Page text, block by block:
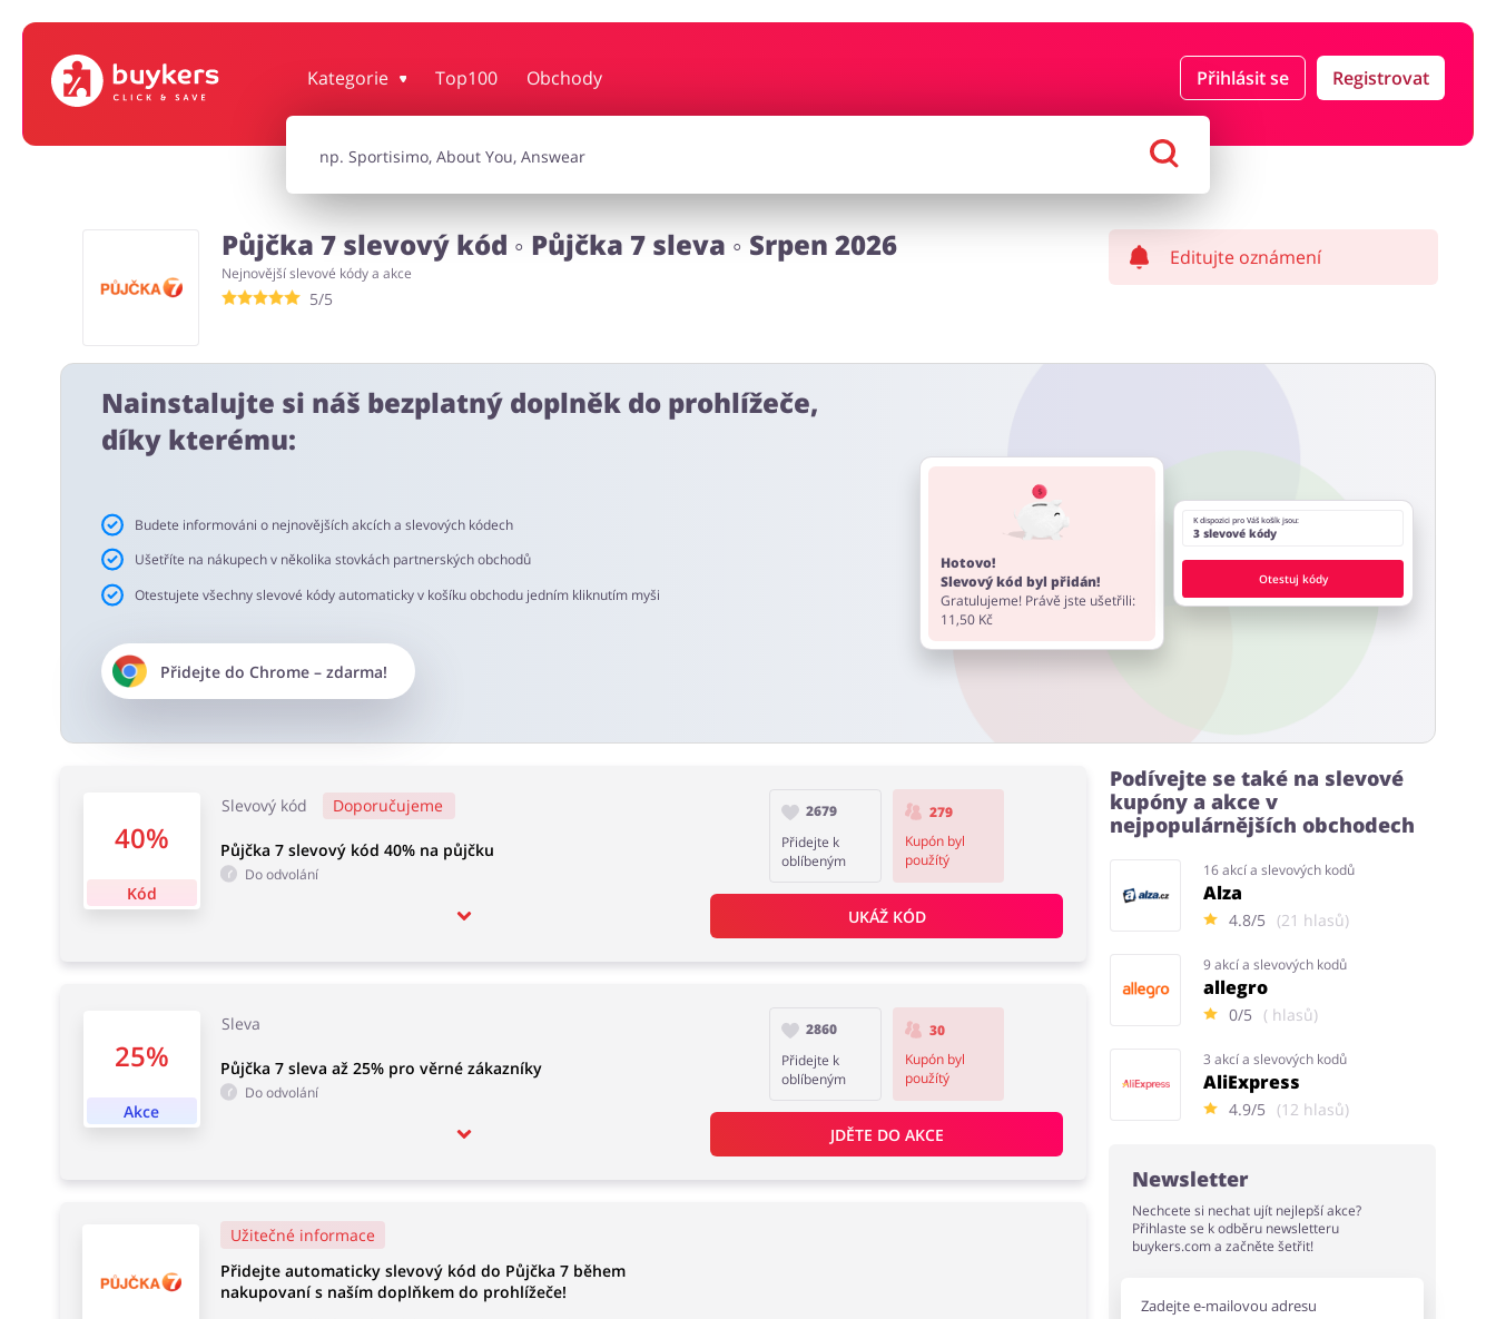
Kategorie Top100 Obchody Přihlásit se Registrovat
Dům, interiér a zahrada Knihy, filmy, hry a hudba Počítače foto a elektronika
Turistika a cestování
Půjčka 7 slevový kód ◦ Půjčka 7 sleva ◦ Srpen 2026
Nejnovější slevové kódy a akce
5/5
Editujte oznámení
Nainstalujte si náš bezplatný doplněk do prohlížeče,
díky kterému:
Budete informováni o nejnovějších akcích a slevových kódech
Ušetříte na nákupech v několika stovkách partnerských obchodů
Otestujete všechny slevové kódy automaticky v košíku obchodu jedním kliknutím myši
Přidejte do Chrome– zdarma!
Hotovo!
Slevový kód byl přidán!
Gratulujeme! Právě jste ušetřili:
11,50 Kč
K dispozici pro Váš košík jsou:
3 slevové kódy
Otestuj kódy
40%
Kód
Slevový kód Doporučujeme
Půjčka 7 slevový kód 40% na půjčku
Do odvolání
2679
Přidejte k
oblíbeným
279
Kupón byl
použítý
UKÁŽ KÓD
25%
Akce
Sleva
Půjčka 7 sleva až 25% pro věrné zákazníky
Do odvolání
2860
Přidejte k
oblíbeným
30
Kupón byl
použítý
JDĚTE DO AKCE
Užitečné informace
Přidejte automaticky slevový kód do Půjčka 7 během
nakupovaní s naším doplňkem do prohlížeče!
Podívejte se také na slevové
kupóny a akce v
nejpopulárnějších obchodech
16 akcí a slevových kodů
Alza
4.8/5 (21 hlasů)
9 akcí a slevových kodů
allegro
0/5 ( hlasů)
3 akcí a slevových kodů
AliExpress
4.9/5 (12 hlasů)
Newsletter
Nechcete si nechat ujít nejlepší akce?
Přihlaste se k odběru newsletteru
buykers.com a začněte šetřit!